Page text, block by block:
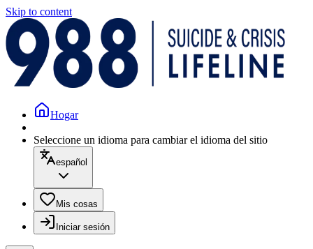
Skip to content
Hogar
Seleccione un idioma para cambiar el idioma del sitio
español
Mis cosas
Iniciar sesión